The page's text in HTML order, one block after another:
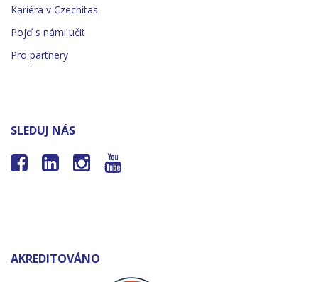
Kariéra v Czechitas
Pojď s námi učit
Pro partnery
SLEDUJ NÁS
   
AKREDITOVÁNO